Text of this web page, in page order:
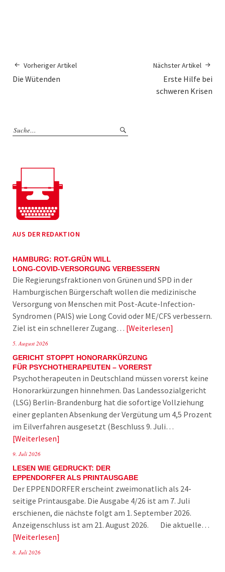
Vorheriger Artikel
Die Wütenden
Nächster Artikel
Erste Hilfe bei
schweren Krisen
AUS DER REDAKTION
HAMBURG: ROT-GRÜN WILL
LONG-COVID-VERSORGUNG VERBESSERN
Die Regierungsfraktionen von Grünen und SPD in der
Hamburgischen Bürgerschaft wollen die medizinische
Versorgung von Menschen mit Post-Acute-Infection-
Syndromen (PAIS) wie Long Covid oder ME/CFS verbessern.
Ziel ist ein schnellerer Zugang… Weiterlesen
5. August 2026
GERICHT STOPPT HONORARKÜRZUNG
FÜR PSYCHOTHERAPEUTEN – VORERST
Psychotherapeuten in Deutschland müssen vorerst keine
Honorarkürzungen hinnehmen. Das Landessozialgericht
(LSG) Berlin-Brandenburg hat die sofortige Vollziehung
einer geplanten Absenkung der Vergütung um 4,5 Prozent
im Eilverfahren ausgesetzt (Beschluss 9. Juli…
Weiterlesen
9. Juli 2026
LESEN WIE GEDRUCKT: DER
EPPENDORFER ALS PRINTAUSGABE
Der EPPENDORFER erscheint zweimonatlich als 24-
seitige Printausgabe. Die Ausgabe 4/26 ist am 7. Juli
erschienen, die nächste folgt am 1. September 2026.
Anzeigenschluss ist am 21. August 2026. Die aktuelle…
Weiterlesen
8. Juli 2026